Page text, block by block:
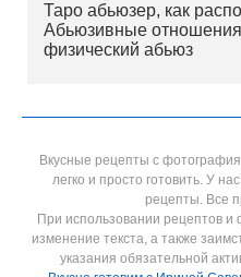
Таро абьюзер, как
Абьюзивные
физический абьюз
Вкусные рецепты с
легко и просто готовить. У
рецепты. Все
При использовании рецептов и
изменение текста, а также
указания обязательной